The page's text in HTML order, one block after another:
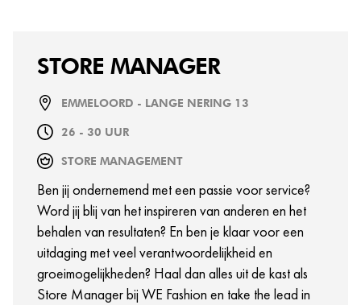
STORE MANAGER
EMMELOORD - LANGE NERING 13
26 - 30 UUR
STORE MANAGEMENT
Ben jij ondernemend met een passie voor service?
Word jij blij van het inspireren van anderen en het
behalen van resultaten? En ben je klaar voor een
uitdaging met veel verantwoordelijkheid en
groeimogelijkheden? Haal dan alles uit de kast als
Store Manager bij WE Fashion en take the lead in